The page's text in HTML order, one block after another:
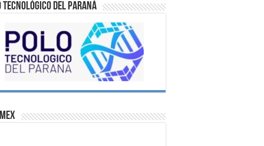
Tecnológico del Paraná